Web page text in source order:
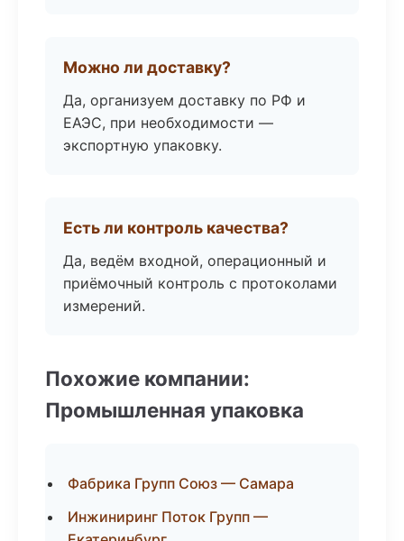
Можно ли доставку?
Да, организуем доставку по РФ и
ЕАЭС, при необходимости —
экспортную упаковку.
Есть ли контроль качества?
Да, ведём входной, операционный и
приёмочный контроль с протоколами
измерений.
Похожие компании:
Промышленная упаковка
Фабрика Групп Союз — Самара
Инжиниринг Поток Групп —